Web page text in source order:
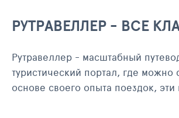
РУТРАВЕЛЛЕР - ВСЕ
Рутравеллер - масштабный
туристический портал, где
основе своего опыта поездок,